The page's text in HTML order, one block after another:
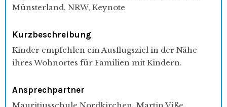
Münsterland, NRW, Keynote
Kurzbeschreibung
Kinder empfehlen ein Ausflugsziel in der Nähe
ihres Wohnortes für Familien mit Kindern.
Ansprechpartner